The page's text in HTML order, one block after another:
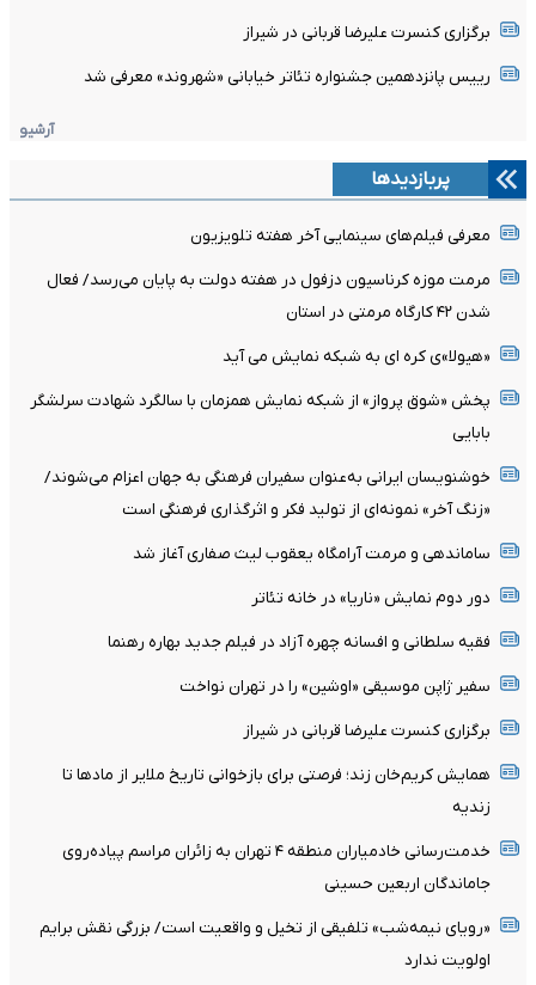
برگزاری کنسرت علیرضا قربانی در شیراز
رییس پانزدهمین جشنواره تئاتر خیابانی «شهروند» معرفی شد
آرشیو
پربازدیدها
معرفی فیلم‌های سینمایی آخر هفته تلویزیون
مرمت موزه کرناسیون دزفول در هفته دولت به پایان می‌رسد/ فعال
شدن ۴۲ کارگاه مرمتی در استان
«هیولا»ی کره ای به شبکه نمایش می آید
پخش «شوق پرواز» از شبکه نمایش همزمان با سالگرد شهادت سرلشگر
بابایی
خوشنویسان ایرانی به‌عنوان سفیران فرهنگی به جهان اعزام می‌شوند/
«زنگ آخر» نمونه‌ای از تولید فکر و اثرگذاری فرهنگی است
ساماندهی و مرمت آرامگاه یعقوب لیث صفاری آغاز شد
دور دوم نمایش «ناریا» در خانه تئاتر
فقیه سلطانی و افسانه چهره آزاد در فیلم جدید بهاره رهنما
سفیر ژاپن موسیقی «اوشین» را در تهران نواخت
برگزاری کنسرت علیرضا قربانی در شیراز
همایش کریم‌خان زند؛ فرصتی برای بازخوانی تاریخ ملایر از مادها تا
زندیه
خدمت‌رسانی خادمیاران منطقه ۴ تهران به زائران مراسم پیاده‌روی
جاماندگان اربعین حسینی
«رویای نیمه‌شب» تلفیقی از تخیل و واقعیت است/ بزرگی نقش برایم
اولویت ندارد